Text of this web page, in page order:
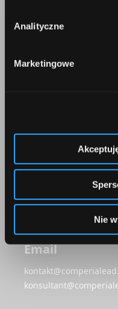
Analityczne
Marketingowe
Nie
+48 22 642 91 19
Email